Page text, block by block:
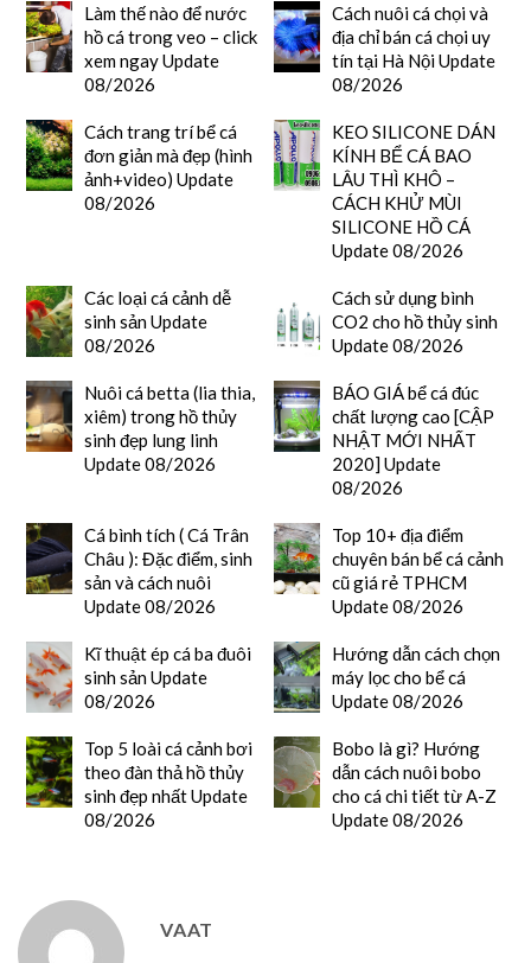
Làm thế nào để nước
hồ cá trong veo – click
xem ngay Update
08/2026
Cách nuôi cá chọi và
địa chỉ bán cá chọi uy
tín tại Hà Nội Update
08/2026
Cách trang trí bể cá
đơn giản mà đẹp (hình
ảnh+video) Update
08/2026
KEO SILICONE DÁN
KÍNH BỂ CÁ BAO
LÂU THÌ KHÔ –
CÁCH KHỬ MÙI
SILICONE HỒ CÁ
Update 08/2026
Các loại cá cảnh dễ
sinh sản Update
08/2026
Cách sử dụng bình
CO2 cho hồ thủy sinh
Update 08/2026
Nuôi cá betta (lia thia,
xiêm) trong hồ thủy
sinh đẹp lung linh
Update 08/2026
BÁO GIÁ bể cá đúc
chất lượng cao [CẬP
NHẬT MỚI NHẤT
2020] Update
08/2026
Cá bình tích ( Cá Trân
Châu ): Đặc điểm, sinh
sản và cách nuôi
Update 08/2026
Top 10+ địa điểm
chuyên bán bể cá cảnh
cũ giá rẻ TPHCM
Update 08/2026
Kĩ thuật ép cá ba đuôi
sinh sản Update
08/2026
Hướng dẫn cách chọn
máy lọc cho bể cá
Update 08/2026
Top 5 loài cá cảnh bơi
theo đàn thả hồ thủy
sinh đẹp nhất Update
08/2026
Bobo là gì? Hướng
dẫn cách nuôi bobo
cho cá chi tiết từ A-Z
Update 08/2026
VAAT